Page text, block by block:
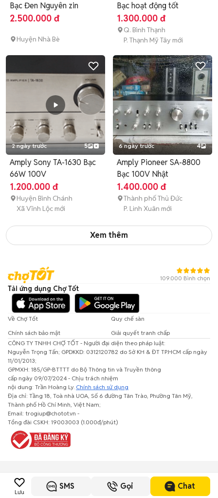
Bạc Đen Nguyên zin
2.500.000 đ
Huyện Nhà Bè
Bạc hoạt động tốt
1.300.000 đ
Q. Bình Thạnh
P. Thạnh Mỹ Tây mới
2 ngày trước 5
Amply Sony TA-1630 Bạc
66W 100V
1.200.000 đ
Huyện Bình Chánh
Xã Vĩnh Lộc mới
6 ngày trước 4
Amply Pioneer SA-8800
Bạc 100V Nhật
1.400.000 đ
Thành phố Thủ Đức
P. Linh Xuân mới
Xem thêm
Lưu
Gọi
SMS Chat
109.000 Bình chọn
Tải ứng dụng Chợ Tốt
Về Chợ Tốt
Quy chế sàn
Chính sách bảo mật
Giải quyết tranh chấp
CÔNG TY TNHH CHỢ TỐT - Người đại diện theo pháp luật:
Nguyễn Trọng Tấn; GPDKKD: 0312120782 do Sở KH & ĐT TP.HCM cấp ngày
11/01/2013;
GPMXH: 185/GP-BTTTT do Bộ Thông tin và Truyền thông
cấp ngày 09/07/2024 - Chịu trách nhiệm
nội dung: Trần Hoàng Ly. Chính sách sử dụng
Địa chỉ: Tầng 18, Toà nhà UOA, Số 6 đường Tân Trào, Phường Tân Mỹ,
Thành phố Hồ Chí Minh, Việt Nam;
Email: trogiup@chotot.vn -
Tổng đài CSKH: 19003003 (1.000đ/phút)